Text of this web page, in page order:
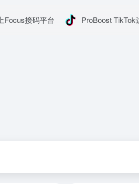
Focus接码平台 ProBoost TikTok